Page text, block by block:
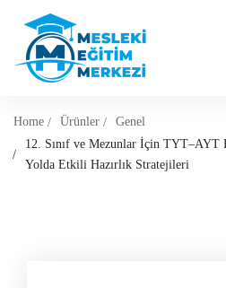
Home Ürünler
Genel
12. Sınıf ve Mezunlar İçin TYT–AYT
Yolda Etkili Hazırlık Stratejileri